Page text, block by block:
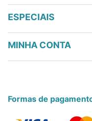
ESPECIAIS
MINHA CONTA
Formas de